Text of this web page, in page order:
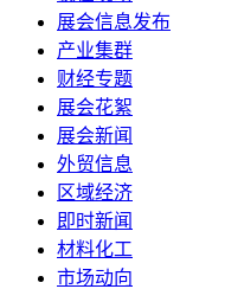
展会信息发布
产业集群
财经专题
展会花絮
展会新闻
外贸信息
区域经济
即时新闻
材料化工
市场动向